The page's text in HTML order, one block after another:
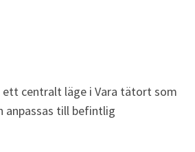
centralt läge i Vara tätort som
anpassas till befintlig